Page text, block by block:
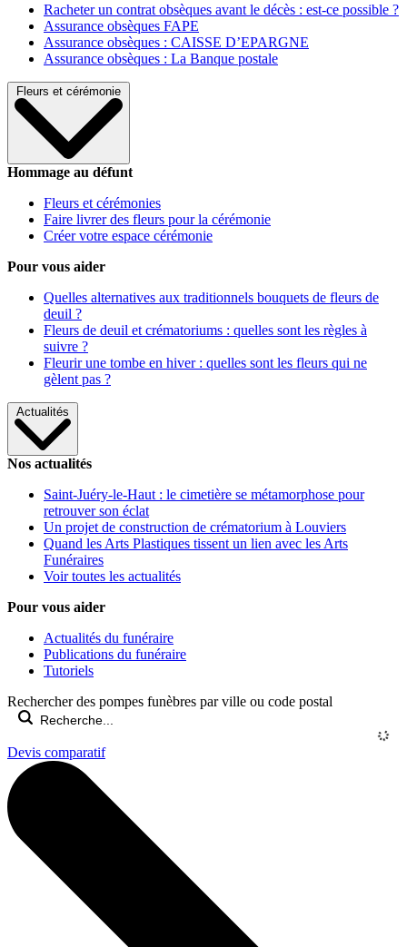
Racheter un contrat obsèques avant le décès : est-ce possible ?
Assurance obsèques FAPE
Assurance obsèques : CAISSE D’EPARGNE
Assurance obsèques : La Banque postale
Fleurs et cérémonie
Hommage au défunt
Fleurs et cérémonies
Faire livrer des fleurs pour la cérémonie
Créer votre espace cérémonie
Pour vous aider
Quelles alternatives aux traditionnels bouquets de fleurs de
deuil ?
Fleurs de deuil et crématoriums : quelles sont les règles à
suivre ?
Fleurir une tombe en hiver : quelles sont les fleurs qui ne
gèlent pas ?
Actualités
Nos actualités
Saint-Juéry-le-Haut : le cimetière se métamorphose pour
retrouver son éclat
Un projet de construction de crématorium à Louviers
Quand les Arts Plastiques tissent un lien avec les Arts
Funéraires
Voir toutes les actualités
Pour vous aider
Actualités du funéraire
Publications du funéraire
Tutoriels
Rechercher des pompes funèbres par ville ou code postal
Devis comparatif